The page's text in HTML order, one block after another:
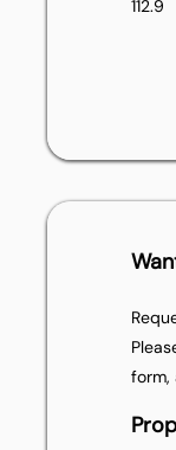
112.9
form,